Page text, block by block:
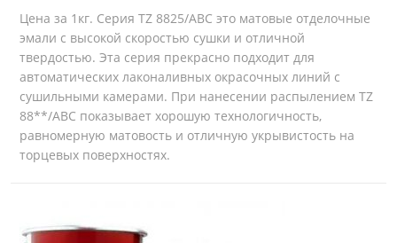
Цена за 1кг. Серия TZ 8825/ABC это матовые отделочные
эмали с высокой скоростью сушки и отличной
твердостью. Эта серия прекрасно подходит для
автоматических лаконаливных окрасочных линий с
сушильными камерами. При нанесении распылением TZ
88**/ABC показывает хорошую технологичность,
равномерную матовость и отличную укрывистость на
торцевых поверхностях.